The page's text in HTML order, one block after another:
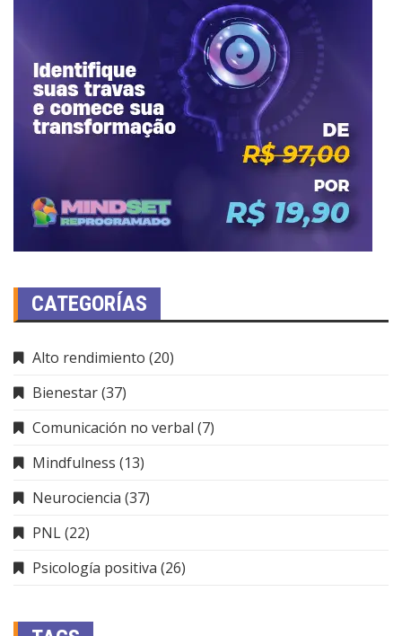
CATEGORÍAS
Alto rendimiento (20)
Bienestar(37)
Comunicación no verbal (7)
Mindfulness (13)
Neurociencia (37)
PNL(22)
Psicología positiva (26)